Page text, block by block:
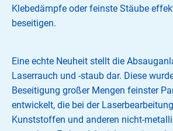
Klebedämpfe oder feinste Stäube
beseitigen.
Eine echte Neuheit stellt die
Laserrauch und -staub dar. Diese
Beseitigung großer Mengen feinster
entwickelt, die bei der
Kunststoffen und anderen nicht-